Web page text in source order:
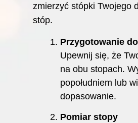
zmierzyć stópki Twojego
stóp.
Przygotowanie
Upewnij się, że
na obu stopach.
popołudniem lub
dopasowanie.
Pomiar stopy